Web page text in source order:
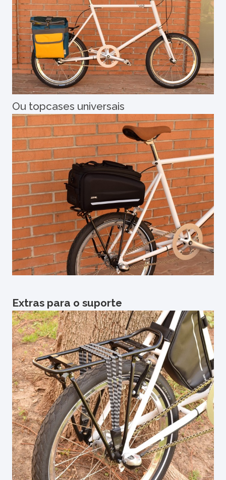
Ou topcases universais
Extras para o suporte